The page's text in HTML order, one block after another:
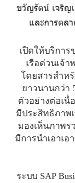
ขวัญรัตน์ เจริญ
และการตล
เปิดให้บริการ
เรือด่วนเจ้
โดยสารสำหรั
ยาวนานกว่า
ตัวอย่างต่อเนื่
มีประสิทธิภาพ
มองเห็นภาพร
มีการนำเอาเอ
ระบบ SAP